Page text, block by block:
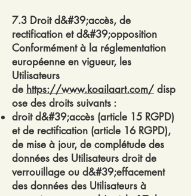
7.3 Droit d&#39;accès, de
rectification et d&#39;opposition
Conformément à la réglementation
européenne en vigueur, les
Utilisateurs
de https://www.koailaart.com/ disp
ose des droits suivants :
droit d&#39;accès (article 15 RGPD)
et de rectification (article 16 RGPD),
de mise à jour, de complétude des
données des Utilisateurs droit de
verrouillage ou d&#39;effacement
des données des Utilisateurs à